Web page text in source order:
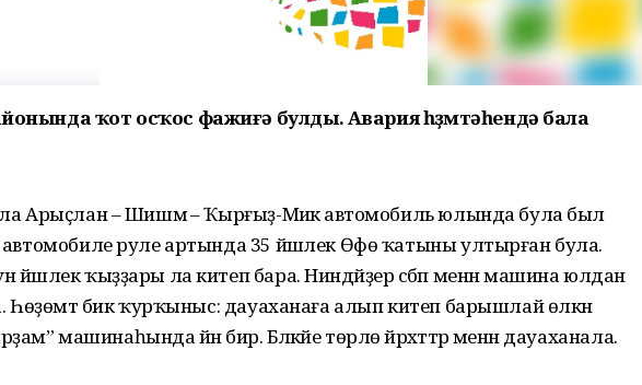
ҡот осҡос фажиғә булды. Авария һөҙөмтәһендә бала
Арыҫлан – Шишмә – Ҡырғыҙ-Миәкә автомобиль юлында була был
автомобиле руле артында 35 йәшлек Өфө ҡатыны ултырған була.
йәшлек ҡыҙҙары ла китеп бара. Ниндәйҙер сәбәп менән машина юлдан
Һөҙөмтә бик ҡурҡыныс: дауаханаға алып китеп барышлай өлкән
машинаһында йән бирә. Бәләкәйе төрлө йәрәхәттәр менән дауаханала.